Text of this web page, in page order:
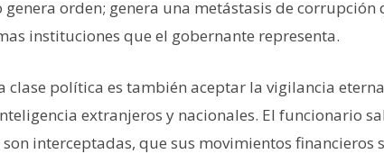
genera orden; genera una metástasis de
instituciones que el gobernante representa.
clase política es también aceptar la vigilancia
extranjeros y nacionales. El funcionario
interceptadas, que sus movimientos financieros